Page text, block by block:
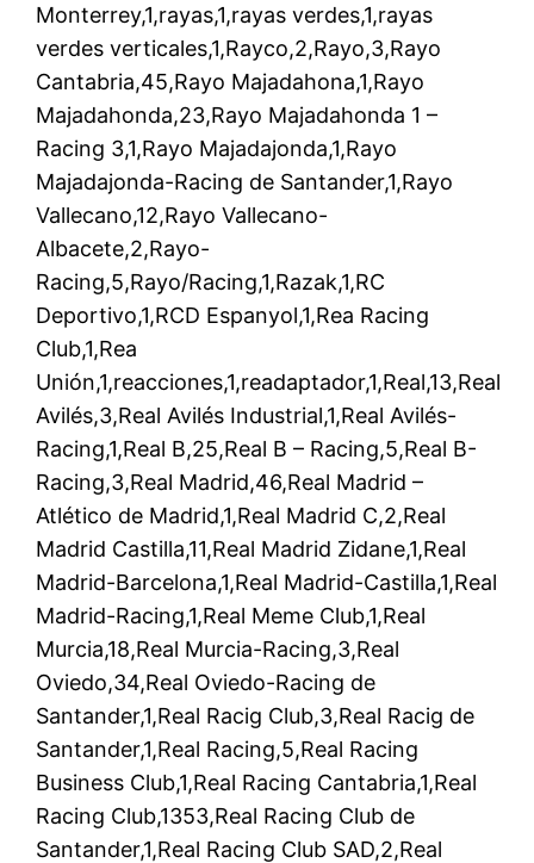
Monterrey,1,rayas,1,rayas verdes,1,rayas
verdes verticales,1,Rayco,2,Rayo,3,Rayo
Cantabria,45,Rayo Majadahona,1,Rayo
Majadahonda,23,Rayo Majadahonda 1 –
Racing 3,1,Rayo Majadajonda,1,Rayo
Majadajonda-Racing de Santander,1,Rayo
Vallecano,12,Rayo Vallecano-
Albacete,2,Rayo-
Racing,5,Rayo/Racing,1,Razak,1,RC
Deportivo,1,RCD Espanyol,1,Rea Racing
Club,1,Rea
Unión,1,reacciones,1,readaptador,1,Real,13,Real
Avilés,3,Real Avilés Industrial,1,Real Avilés-
Racing,1,Real B,25,Real B – Racing,5,Real B-
Racing,3,Real Madrid,46,Real Madrid –
Atlético de Madrid,1,Real Madrid C,2,Real
Madrid Castilla,11,Real Madrid Zidane,1,Real
Madrid-Barcelona,1,Real Madrid-Castilla,1,Real
Madrid-Racing,1,Real Meme Club,1,Real
Murcia,18,Real Murcia-Racing,3,Real
Oviedo,34,Real Oviedo-Racing de
Santander,1,Real Racig Club,3,Real Racig de
Santander,1,Real Racing,5,Real Racing
Business Club,1,Real Racing Cantabria,1,Real
Racing Club,1353,Real Racing Club de
Santander,1,Real Racing Club SAD,2,Real